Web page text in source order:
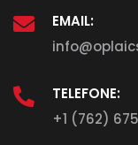
EMAIL:
TELEFONE:
+1 (762)